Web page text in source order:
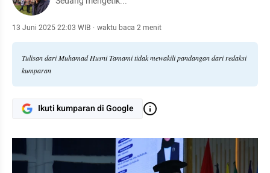
13 Juni 2025 22:03 WIB · waktu baca 2 menit
Tulisan dari Muhamad Husni Tamami tidak mewakili pandangan dari redaksi
kumparan
Ikuti kumparan di Google